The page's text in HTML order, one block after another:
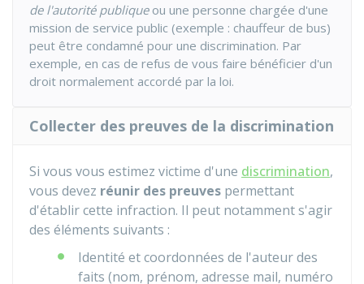
de l'autorité publiqueou une personne chargée d'une
mission de service public (exemple : chauffeur de bus)
peut être condamné pour une discrimination. Par
exemple, en cas de refus de vous faire bénéficier d'un
droit normalement accordé par la loi.
Collecter des preuves de la discrimination
Si vous vous estimez victime d'une discrimination,
vous devez réunir des preuves permettant
d'établir cette infraction. Il peut notamment s'agir
des éléments suivants :
Identité et coordonnées de l'auteur des
faits (nom, prénom, adresse mail, numéro